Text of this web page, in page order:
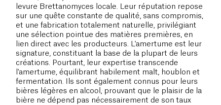
levure Brettanomyces locale. Leur réputation repose
sur une quête constante de qualité, sans compromis,
et une fabrication totalement naturelle, privilégiant
une sélection pointue des matières premières, en
lien direct avec les producteurs. L'amertume est leur
signature, constituant la base de la plupart de leurs
créations. Pourtant, leur expertise transcende
l'amertume, équilibrant habilement malt, houblon et
fermentation. Ils sont également connus pour leurs
bières légères en alcool, prouvant que le plaisir de la
bière ne dépend pas nécessairement de son taux